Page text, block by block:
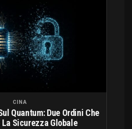
CINA
Quantum: Due Ordini Che
Sicurezza Globale